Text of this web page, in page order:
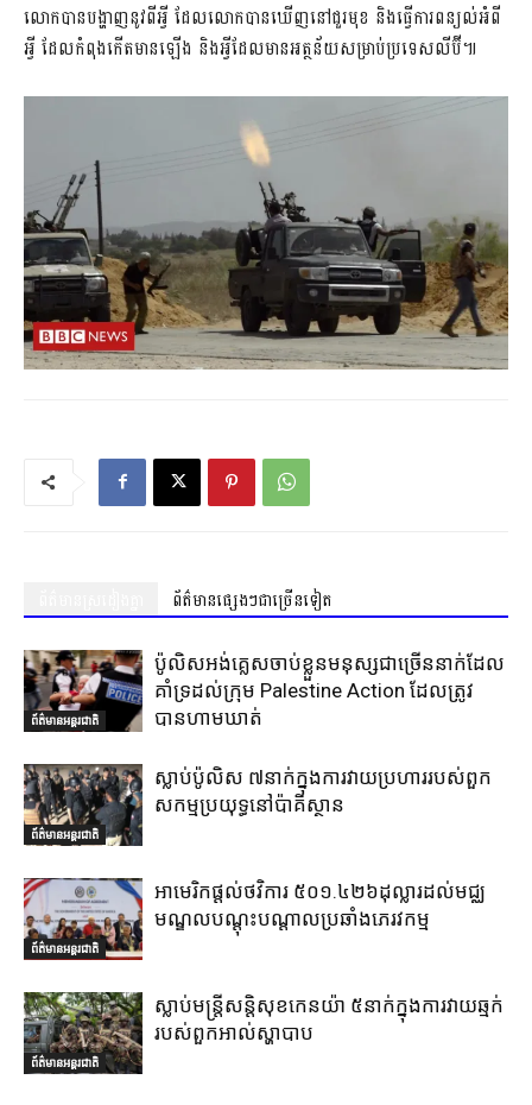
លោកបានបង្ហាញនូវពីអ្វី ដែលលោកបានឃើញនៅជួរមុខ និងធ្វើការពន្យល់អំពី
អ្វី ដែលកំពុងកើតមានឡើង និងអ្វីដែលមានអត្ថន័យសម្រាប់ប្រទេសលីប៊ី៕
ព័ត៌មានផ្សេងៗជាច្រើនទៀត
ព័ត៌មានអន្តរជាតិ
ប៉ូលិសអង់គ្លេសចាប់ខ្លួនមនុស្សជាច្រើននាក់ដែល
គាំទ្រដល់ក្រុម Palestine Action ដែលត្រូវ
បានហាមឃាត់
ព័ត៌មានអន្តរជាតិ
ស្លាប់ប៉ូលិស ៧នាក់ក្នុងការវាយប្រហាររបស់ពួក
សកម្មប្រយុទ្ធនៅប៉ាគីស្ថាន
ព័ត៌មានអន្តរជាតិ
អាមេរិកផ្តល់ថវិការ ៥០១.៤២៦ដុល្លារដល់មជ្ឈ
មណ្ឌលបណ្តុះបណ្តាលប្រឆាំងភេរវកម្ម
ព័ត៌មានអន្តរជាតិ
ស្លាប់មន្ត្រីសន្តិសុខកេនយ៉ា ៥នាក់ក្នុងការវាយឆ្មក់
របស់ពួកអាល់ស្ហាបាប